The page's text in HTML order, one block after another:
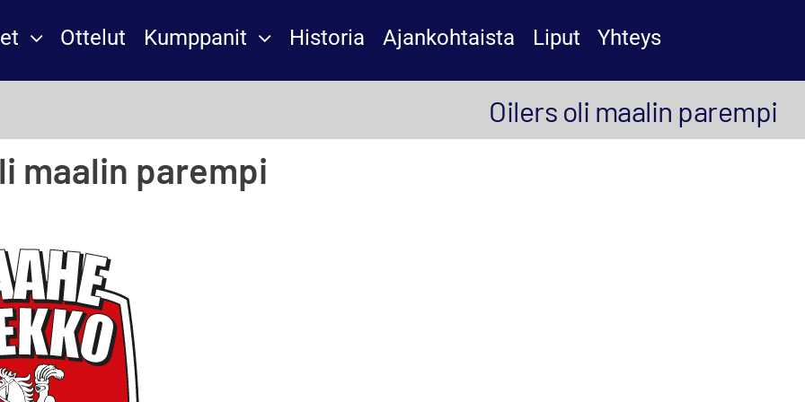
Ottelut Kumppanit Historia Ajankohtaista Liput Yhteys
Oilers oli maalin parempi
maalin parempi